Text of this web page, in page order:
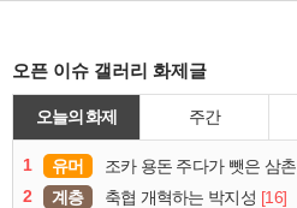
오픈 이슈 갤러리 화제글
오늘의 화제 주간
1 유머 조카 용돈 주다가 뺏은 삼촌
2
계층 축협 개혁하는 박지성 [16]